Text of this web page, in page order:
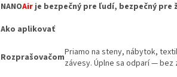
NANOAirje bezpečný pre ľudí, bezpečný
Ako aplikovať
RozprašovačomPriamo na steny, nábytok,
závesy. Úplne sa odparí — bez